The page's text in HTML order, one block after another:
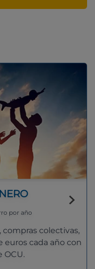
por año
compras colectivas,
euros cada año con
OCU.